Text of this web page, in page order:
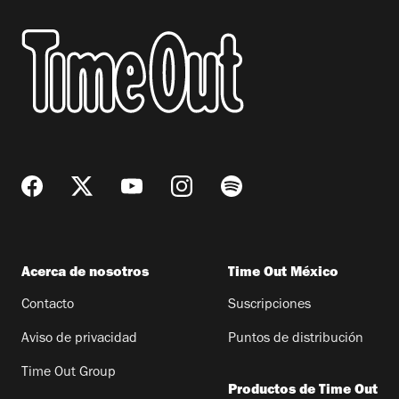
Acerca de nosotros
Contacto
Aviso de privacidad
Time Out Group
Time Out México
Suscripciones
Puntos de distribución
Productos de Time Out